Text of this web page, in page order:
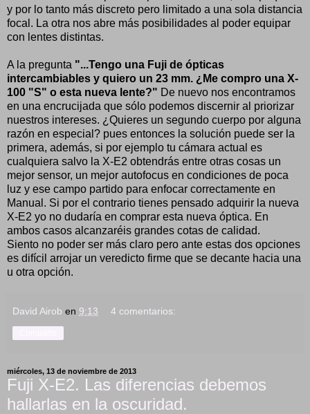
y por lo tanto más discreto pero limitado a una sola distancia
focal. La otra nos abre más posibilidades al poder equipar
con lentes distintas.
A la pregunta "...Tengo una Fuji de ópticas
intercambiables y quiero un 23 mm. ¿Me compro una X-
100 "S" o esta nueva lente?" De nuevo nos encontramos
en una encrucijada que sólo podemos discernir al priorizar
nuestros intereses. ¿Quieres un segundo cuerpo por alguna
razón en especial? pues entonces la solución puede ser la
primera, además, si por ejemplo tu cámara actual es
cualquiera salvo la X-E2 obtendrás entre otras cosas un
mejor sensor, un mejor autofocus en condiciones de poca
luz y ese campo partido para enfocar correctamente en
Manual. Si por el contrario tienes pensado adquirir la nueva
X-E2 yo no dudaría en comprar esta nueva óptica. En
ambos casos alcanzaréis grandes cotas de calidad.
Siento no poder ser más claro pero ante estas dos opciones
es difícil arrojar un veredicto firme que se decante hacia una
u otra opción.
David Airob en 9:13 4 comentarios:
miércoles, 13 de noviembre de 2013
Fuji X-E2. Las diferencias debemos
hallarlas en la oscuridad.